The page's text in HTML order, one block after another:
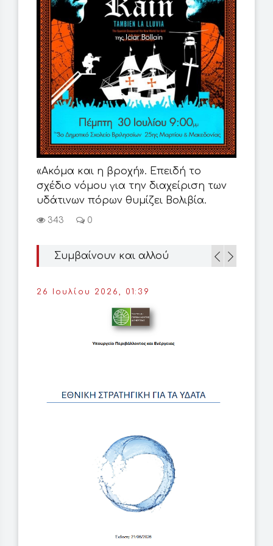
«Ακόμα και η βροχή». Επειδή το
σχέδιο νόμου για την διαχείριση των
υδάτινων πόρων θυμίζει Βολιβία.
343 0
Συμβαίνουν και αλλού
26 Ιουλίου 2026, 01:39